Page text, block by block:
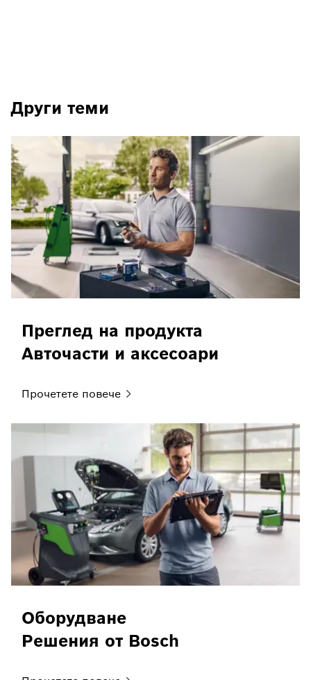
Други теми
Преглед на продукта
Авточасти и аксесоари
Прочетете повече
Оборудване
Решения от Bosch